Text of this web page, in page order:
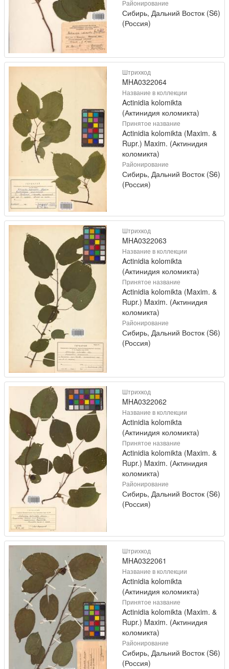
Районирование
Сибирь, Дальний Восток (S6)
(Россия)
Штрихкод
MHA0322064
Название в коллекции
Actinidia kolomikta
(Актинидия коломикта)
Принятое название
Actinidia kolomikta (Maxim. &
Rupr.) Maxim. (Актинидия
коломикта)
Районирование
Сибирь, Дальний Восток (S6)
(Россия)
Штрихкод
MHA0322063
Название в коллекции
Actinidia kolomikta
(Актинидия коломикта)
Принятое название
Actinidia kolomikta (Maxim. &
Rupr.) Maxim. (Актинидия
коломикта)
Районирование
Сибирь, Дальний Восток (S6)
(Россия)
Штрихкод
MHA0322062
Название в коллекции
Actinidia kolomikta
(Актинидия коломикта)
Принятое название
Actinidia kolomikta (Maxim. &
Rupr.) Maxim. (Актинидия
коломикта)
Районирование
Сибирь, Дальний Восток (S6)
(Россия)
Штрихкод
MHA0322061
Название в коллекции
Actinidia kolomikta
(Актинидия коломикта)
Принятое название
Actinidia kolomikta (Maxim. &
Rupr.) Maxim. (Актинидия
коломикта)
Районирование
Сибирь, Дальний Восток (S6)
(Россия)